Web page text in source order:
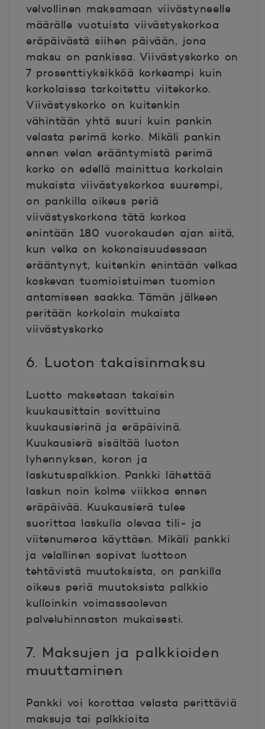
velvollinen maksamaan viivästyneelle
määrälle vuotuista viivästyskorkoa
eräpäivästä siihen päivään, jona
maksu on pankissa. Viivästyskorko on
7 prosenttiyksikköä korkeampi kuin
korkolaissa tarkoitettu viitekorko.
Viivästyskorko on kuitenkin
vähintään yhtä suuri kuin pankin
velasta perimä korko. Mikäli pankin
ennen velan erääntymistä perimä
korko on edellä mainittua korkolain
mukaista viivästyskorkoa suurempi,
on pankilla oikeus periä
viivästyskorkona tätä korkoa
enintään 180 vuorokauden ajan siitä,
kun velka on kokonaisuudessaan
erääntynyt, kuitenkin enintään velkaa
koskevan tuomioistuimen tuomion
antamiseen saakka. Tämän jälkeen
peritään korkolain mukaista
viivästyskorko
6. Luoton takaisinmaksu
Luotto maksetaan takaisin
kuukausittain sovittuina
kuukausierinä ja eräpäivinä.
Kuukausierä sisältää luoton
lyhennyksen, koron ja
laskutuspalkkion. Pankki lähettää
laskun noin kolme viikkoa ennen
eräpäivää. Kuukausierä tulee
suorittaa laskulla olevaa tili- ja
viitenumeroa käyttäen. Mikäli pankki
ja velallinen sopivat luottoon
tehtävistä muutoksista, on pankilla
oikeus periä muutoksista palkkio
kulloinkin voimassaolevan
palveluhinnaston mukaisesti.
7. Maksujen ja palkkioiden
muuttaminen
Pankki voi korottaa velasta perittäviä
maksuja tai palkkioita